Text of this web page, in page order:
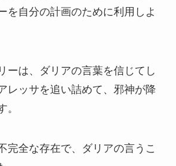
を自分の計画のために利用しよ
ーは、ダリアの言葉を信じてし
レッサを追い詰めて、邪神が降
。
完全な存在で、ダリアの言うこ